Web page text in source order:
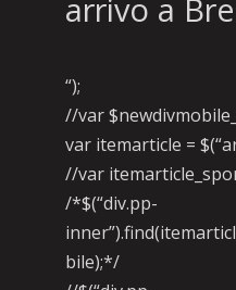
arrivo a
“);
//var
var itemarticle =
//var
/*$(“div.pp-
bile);*/